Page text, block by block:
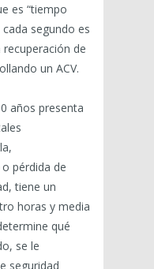
es “tiempo
segundo es
de
un ACV.
años presenta
pérdida de
tiene un
horas y media
qué
se le
seguridad